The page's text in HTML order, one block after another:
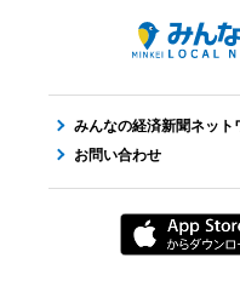
みんなの経済新聞ネット
お問い合わせ